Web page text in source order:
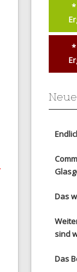
*
*
Das
sind
Das